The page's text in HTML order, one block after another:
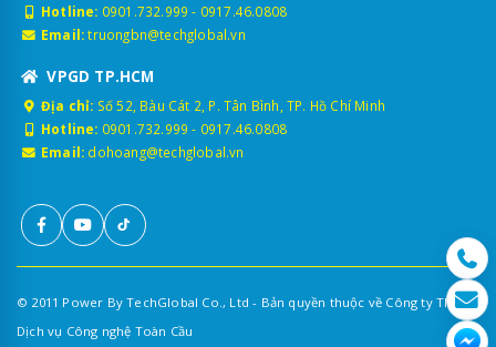
Hotline: 0901.732.999 - 0917.46.0808
Email: truongbn@techglobal.vn
VPGD TP.HCM
Địa chỉ: Số 52, Bàu Cát 2, P. Tân Bình, TP. Hồ Chí Minh
Hotline: 0901.732.999 - 0917.46.0808
Email: dohoang@techglobal.vn
© 2011 Power By TechGlobal Co., Ltd - Bản quyền thuộc về Công ty TNHH
Dịch vụ Công nghệ Toàn Cầu